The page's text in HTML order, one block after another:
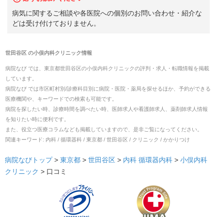
病気に関するご相談や各医院への個別のお問い合わせ・紹介な
どは受け付けておりません。
世田谷区の小俣内科クリニック情報
病院なび では、 東京都世田谷区の小俣内科クリニックの評判・求人・転職情報を掲載
しています。
病院なび では市区町村別/診療科目別に病院・医院・薬局を探せるほか、予約ができる
医療機関や、キーワードでの検索も可能です。
病院を探したい時、診療時間を調べたい時、医師求人や看護師求人、薬剤師求人情報
を知りたい時に便利です。
また、役立つ医療コラムなども掲載していますので、是非ご覧になってください。
関連キーワード: 内科 / 循環器科 / 東京都 / 世田谷区 / クリニック / かかりつけ
病院なびトップ > 東京都 > 世田谷区 > 内科 循環器内科 > 小俣内科
クリニック > 口コミ